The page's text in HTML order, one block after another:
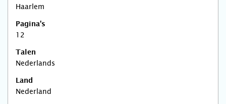
Haarlem
Pagina's
12
Talen
Nederlands
Land
Nederland